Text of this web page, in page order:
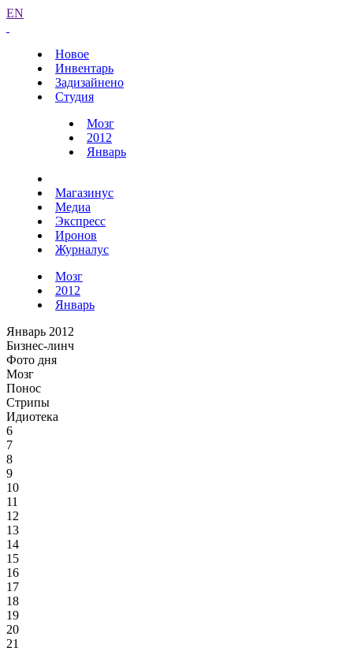
EN
Новое
Инвентарь
Задизайнено
Студия
Мозг
2012
Январь
Магазинус
Медиа
Экспресс
Иронов
Журналус
Мозг
2012
Январь
Январь 2012
Бизнес-линч
Фото дня
Мозг
Понос
Стрипы
Идиотека
6
7
8
9
10
11
12
13
14
15
16
17
18
19
20
21